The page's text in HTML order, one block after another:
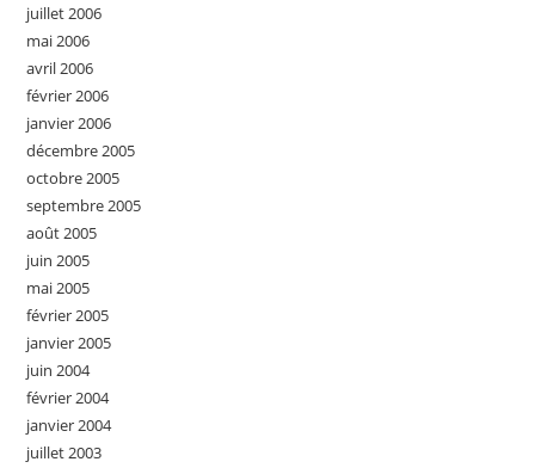
juillet 2006
mai 2006
avril 2006
février 2006
janvier 2006
décembre 2005
octobre 2005
septembre 2005
août 2005
juin 2005
mai 2005
février 2005
janvier 2005
juin 2004
février 2004
janvier 2004
juillet 2003